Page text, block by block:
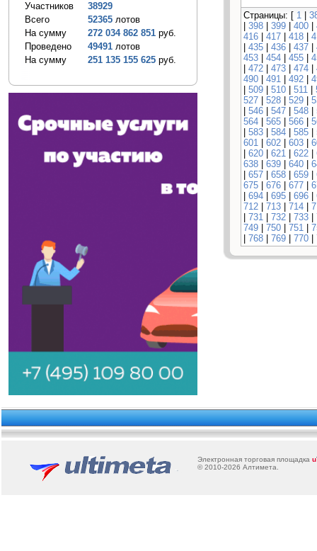
Участников
38929
Всего
52365 лотов
На сумму
272 034 862 851 руб.
Проведено
49491 лотов
На сумму
251 135 155 625 руб.
Страницы: [ 1 |
| 398 | 399 | 400 |
416 | 417 | 418 |
| 435 | 436 | 437 |
453 | 454 | 455 |
| 472 | 473 | 474 |
490 | 491 | 492 |
| 509 | 510 | 511 |
527 | 528 | 529 |
| 546 | 547 | 548 |
564 | 565 | 566 |
| 583 | 584 | 585 |
601 | 602 | 603 |
| 620 | 621 | 622 |
638 | 639 | 640 |
| 657 | 658 | 659 |
675 | 676 | 677 |
| 694 | 695 | 696 |
712 | 713 | 714 |
| 731 | 732 | 733 |
749 | 750 | 751 |
| 768 | 769 | 770 |
Электронная торговая площадка u
© 2010-2026 Алтимета